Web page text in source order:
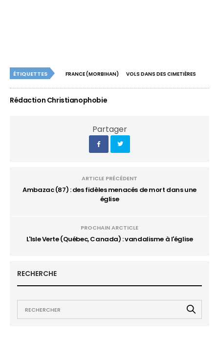
ÉTIQUETTES FRANCE (MORBIHAN) VOLS DANS DES CIMETIÈRES
Rédaction Christianophobie
Partager
ARTICLE PRÉCÉDENT
Ambazac (87) : des fidèles menacés de mort dans une
église
PROCHAIN ARCTICLE
L'Isle Verte (Québec, Canada) : vandalisme à l'église
RECHERCHE